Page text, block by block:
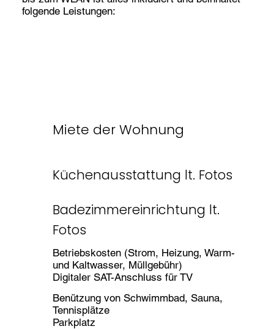
folgende Leistungen:
Miete der Wohnung
Küchenausstattung lt. Fotos
Badezimmereinrichtung lt.
Fotos
Betriebskosten (Strom, Heizung, Warm-
und Kaltwasser, Müllgebühr)
Digitaler SAT-Anschluss für TV
Benützung von Schwimmbad, Sauna,
Tennisplätze
Parkplatz